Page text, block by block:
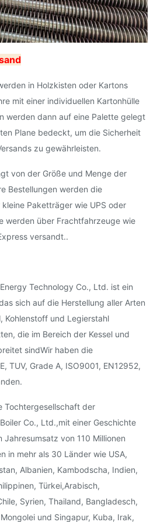
in Holzkisten oder Kartons
mit einer individuellen Kartonhülle
werden dann auf eine Palette gelegt
Plane bedeckt, um die Sicherheit
zu gewährleisten.
von der Größe und Menge der
Bestellungen werden die
Paketträger wie UPS oder
werden über Frachtfahrzeuge wie
versandt..
Technology Co., Ltd. ist ein
sich auf die Herstellung aller Arten
Kohlenstoff und Legierstahl
die im Bereich der Kessel und
sindWir haben die
TUV, Grade A, ISO9001, EN12952,
Tochtergesellschaft der
Co., Ltd.,mit einer Geschichte
von 110 Millionen
in mehr als 30 Länder wie USA,
Albanien, Kambodscha, Indien,
Türkei,Arabisch,
Syrien, Thailand, Bangladesch,
und Singapur, Kuba, Irak,